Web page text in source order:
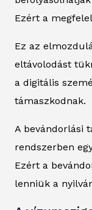
Ezért a
Ez az
eltávolodást
a digitális
támaszkodnak.
A bevándorlási
rendszerben
Ezért a
lenniük a